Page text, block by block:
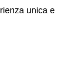
unica e